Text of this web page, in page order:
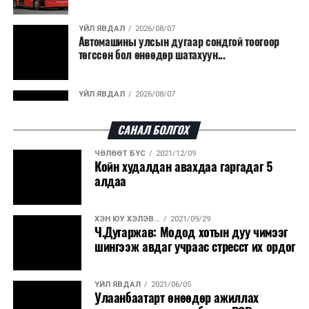
гарсан үнснээс фосфор сэргээн авах технологи
ашигладаг бол Нидерландад төвлөрсөн лаг
боловсруулах үйлдвэрүүдээр дулаан, цахилгаан
эрчим хүч үйлдвэрлэдэг.
Ийнхүү лаг хатаах, шатаах технологийг лагийн
үйлдвэрлэх, нөөцийг дахин ашиглах чиглэлээр олон
улсад өргөн ашиглаж байна.
ҮЙЛ ЯВДАЛ 2026/08/07
Автомашины улсын дугаар сондгой тоогоор
төгссөн бол өнөөдөр шатахуун...
ҮЙЛ ЯВДАЛ 2026/08/07
ДЭЛХИЙ НИЙТЭЭР..
“Уралдронзавод” компанийн ерөнхий
захирлын автомашиныг дэлбэлжээ...
ҮЙЛ ЯВДАЛ 2026/08/06
Сүхбаатар боомтоор тав хоногт 10 мянга гаруй
тонн АИ-92 автобензин и...
ДЭЛХИЙ НИЙТЭЭР..
Вашингтон мужийн ой хээрийн түймрийг
САНАЛ БОЛГОХ
ЧӨЛӨӨТ БҮС 2021/12/09
Койн худалдан авахдаа гаргадаг 5
алдаа
ХЭН ЮУ ХЭЛЭВ... 2021/09/29
Ч.Дугаржав: Модод хотын дуу чимээг
шингээж авдаг учраас стресст их ордог
ҮЙЛ ЯВДАЛ 2021/06/05
Улаанбаатарт өнөөдөр ажиллах